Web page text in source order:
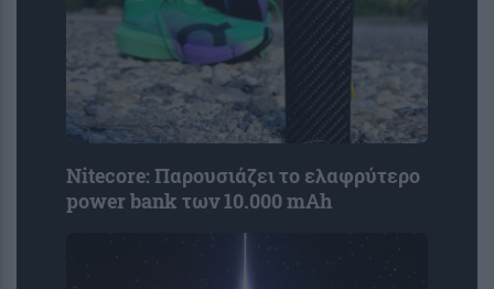
Nitecore: Παρουσιάζει το ελαφρύτερο
power bank των 10.000 mAh